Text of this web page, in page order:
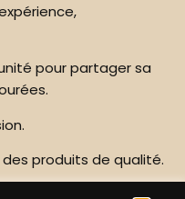
pour partager sa
produits de qualité.
les plus difficiles.